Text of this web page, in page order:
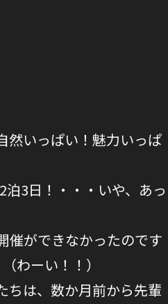
然いっぱい！魅力いっぱ
3日！・・・いや、あっ
催ができなかったのです
わーい！！）
ちは、数か月前から先輩